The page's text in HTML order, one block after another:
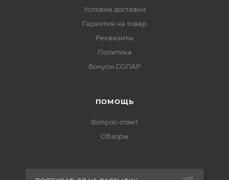
Условия доставки
Гарантия на товар
Реквизиты
Политика
Бонусы СОЛАР
ПОМОЩЬ
Вопрос-ответ
Обзоры